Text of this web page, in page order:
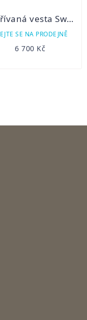
Vyhřívaná vesta Swedteam Alpha Light PRO brown
SE NA PRODEJNĚ
6 700 Kč